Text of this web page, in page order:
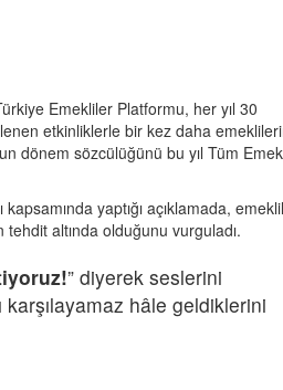
Emekliler Platformu, her yıl 30
etkinliklerle bir kez daha
dönem sözcülüğünü bu yıl Tüm
yaptığı açıklamada,
altında olduğunu vurguladı.
” diyerek seslerini
hâle geldiklerini